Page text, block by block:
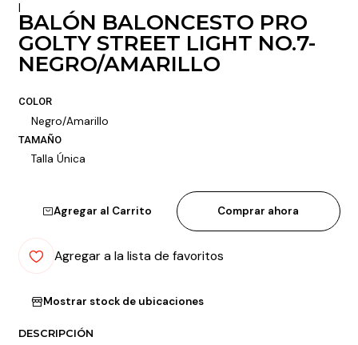
|
BALÓN BALONCESTO PRO
GOLTY STREET LIGHT NO.7-
NEGRO/AMARILLO
COLOR
Negro/Amarillo
TAMAÑO
Talla Única
Agregar al Carrito Comprar ahora
Agregar a la lista de favoritos
Mostrar stock de ubicaciones
DESCRIPCIÓN